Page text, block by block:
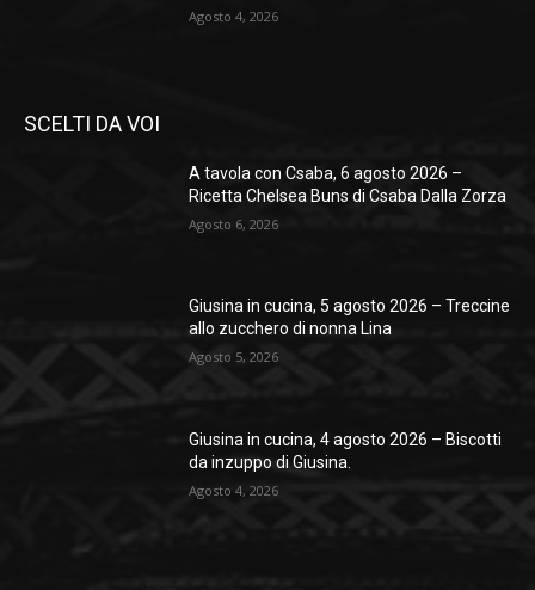
Agosto 4, 2026
SCELTI DA VOI
A tavola con Csaba, 6 agosto 2026 –
Ricetta Chelsea Buns di Csaba Dalla Zorza
Agosto 6, 2026
Giusina in cucina, 5 agosto 2026 – Treccine
allo zucchero di nonna Lina
Agosto 5, 2026
Giusina in cucina, 4 agosto 2026 – Biscotti
da inzuppo di Giusina.
Agosto 4, 2026